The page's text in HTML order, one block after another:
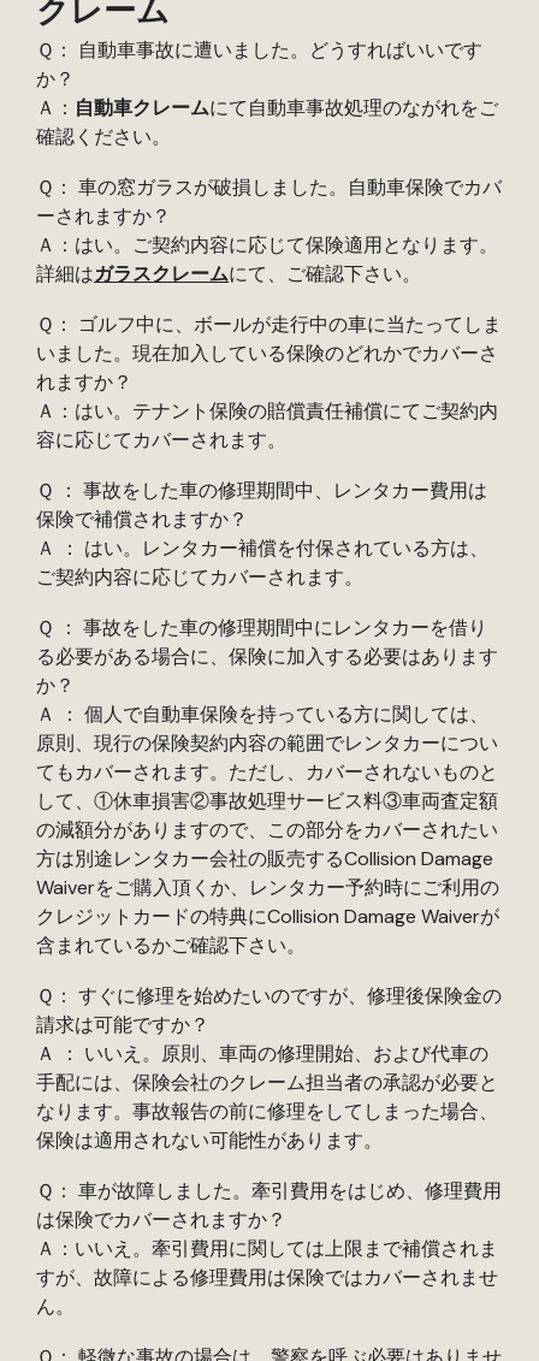
Ｑ： 自動車事故に遭いました。どうすればいいです
か？
Ａ： 自動車クレームにて自動車事故処理のながれをご
確認ください。
Ｑ： 車の窓ガラスが破損しました。自動車保険でカバ
ーされますか？
Ａ：はい。ご契約内容に応じて保険適用となります。
詳細はガラスクレームにて、ご確認下さい。
Ｑ： ゴルフ中に、ボールが走行中の車に当たってしま
いました。現在加入している保険のどれかでカバーさ
れますか？
Ａ：はい。テナント保険の賠償責任補償にてご契約内
容に応じてカバーされます。
Ｑ ： 事故をした車の修理期間中、レンタカー費用は
保険で補償されますか？
Ａ ： はい。レンタカー補償を付保されている方は、
ご契約内容に応じてカバーされます。
Ｑ ： 事故をした車の修理期間中にレンタカーを借り
る必要がある場合に、保険に加入する必要はあります
か？
Ａ ： 個人で自動車保険を持っている方に関しては、
原則、現行の保険契約内容の範囲でレンタカーについ
てもカバーされます。ただし、カバーされないものと
して、①休車損害②事故処理サービス料③車両査定額
の減額分がありますので、この部分をカバーされたい
方は別途レンタカー会社の販売するCollision Damage
Waiverをご購入頂くか、レンタカー予約時にご利用の
クレジットカードの特典にCollision Damage Waiverが
含まれているかご確認下さい。
Ｑ： すぐに修理を始めたいのですが、修理後保険金の
請求は可能ですか？
Ａ ： いいえ。原則、車両の修理開始、および代車の
手配には、保険会社のクレーム担当者の承認が必要と
なります。事故報告の前に修理をしてしまった場合、
保険は適用されない可能性があります。
Ｑ： 車が故障しました。牽引費用をはじめ、修理費用
は保険でカバーされますか？
Ａ：いいえ。牽引費用に関しては上限まで補償されま
すが、故障による修理費用は保険ではカバーされませ
ん。